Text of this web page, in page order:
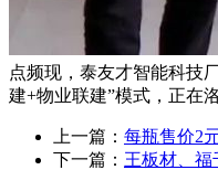
点频现，泰友才智能科技
建+物业联建”模式，正在
上一篇： 每瓶售价2
下一篇： 王板材、福